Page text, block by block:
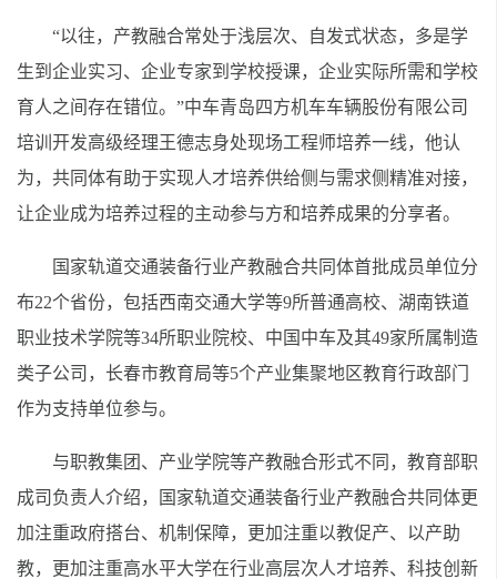
“以往，产教融合常处于浅层次、自发式状态，多是学
生到企业实习、企业专家到学校授课，企业实际所需和学校
育人之间存在错位。”中车青岛四方机车车辆股份有限公司
培训开发高级经理王德志身处现场工程师培养一线，他认
为，共同体有助于实现人才培养供给侧与需求侧精准对接，
让企业成为培养过程的主动参与方和培养成果的分享者。
国家轨道交通装备行业产教融合共同体首批成员单位分
布22个省份，包括西南交通大学等9所普通高校、湖南铁道
职业技术学院等34所职业院校、中国中车及其49家所属制造
类子公司，长春市教育局等5个产业集聚地区教育行政部门
作为支持单位参与。
与职教集团、产业学院等产教融合形式不同，教育部职
成司负责人介绍，国家轨道交通装备行业产教融合共同体更
加注重政府搭台、机制保障，更加注重以教促产、以产助
教，更加注重高水平大学在行业高层次人才培养、科技创新